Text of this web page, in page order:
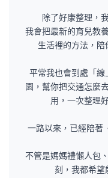
除了好康整理，
我會把最新的育兒教
生活裡的方法，陪
平常我也會到處「
園，幫你把交通怎麼
用，一次整理
一路以來，已經陪著
不管是媽媽禮懶人包
刻，我都希望